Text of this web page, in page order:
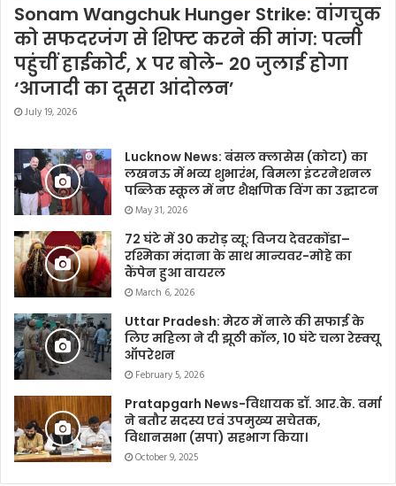
Sonam Wangchuk Hunger Strike: वांगचुक
को सफदरजंग से शिफ्ट करने की मांग: पत्नी
पहुंचीं हाईकोर्ट, X पर बोले- 20 जुलाई होगा
‘आजादी का दूसरा आंदोलन’
July 19, 2026
Lucknow News: बंसल क्लासेस (कोटा) का
लखनऊ में भव्य शुभारंभ, बिमला इंटरनेशनल
पब्लिक स्कूल में नए शैक्षणिक विंग का उद्घाटन
May 31, 2026
72 घंटे में 30 करोड़ व्यू: विजय देवरकोंडा–
रश्मिका मंदाना के साथ मान्यवर-मोहे का
कैंपेन हुआ वायरल
March 6, 2026
Uttar Pradesh: मेरठ में नाले की सफाई के
लिए महिला ने दी झूठी कॉल, 10 घंटे चला रेस्क्यू
ऑपरेशन
February 5, 2026
Pratapgarh News-विधायक डॉ. आर.के. वर्मा
ने बतौर सदस्य एवं उपमुख्य सचेतक,
विधानसभा (सपा) सहभाग किया।
October 9, 2025